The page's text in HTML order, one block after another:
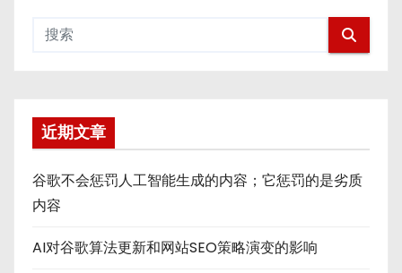
近期文章
谷歌不会惩罚人工智能生成的内容；它惩罚的是劣质
内容
AI对谷歌算法更新和网站SEO策略演变的影响